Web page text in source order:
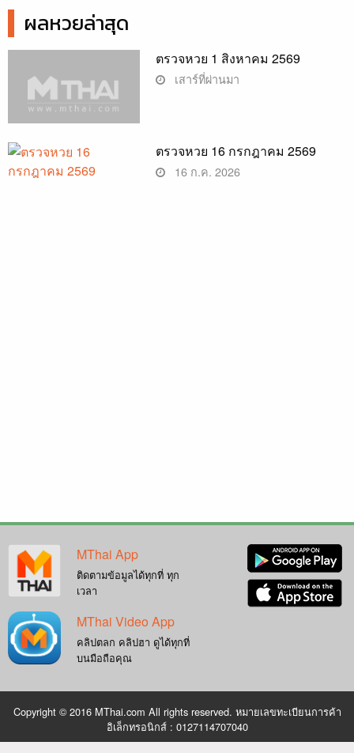
ผลหวยล่าสุด
ตรวจหวย 1 สิงหาคม 2569
เสาร์ที่ผ่านมา
ตรวจหวย 16 กรกฎาคม 2569
16 ก.ค. 2026
MThai App
ติดตามข้อมูลได้ทุกที่ ทุก
เวลา
MThai Video App
คลิปตลก คลิปฮา ดูได้ทุกที่
บนมือถือคุณ
Copyright © 2016 MThai.com All rights reserved. หมายเลขทะเบียนการค้า
อิเล็กทรอนิกส์ : 0127114707040